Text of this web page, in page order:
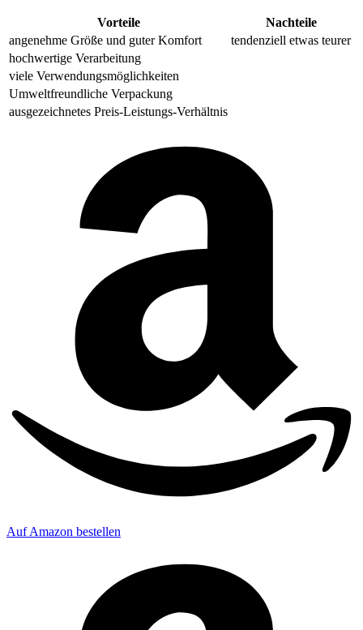
Vorteile
Nachteile
angenehme Größe und guter Komfort
tendenziell etwas teurer
hochwertige Verarbeitung
viele Verwendungsmöglichkeiten
Umweltfreundliche Verpackung
ausgezeichnetes Preis-Leistungs-Verhältnis
Auf Amazon bestellen